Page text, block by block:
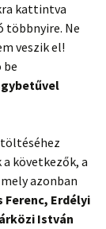
kattintva
többnyire. Ne
veszik el!
be
következők, a
azonban
Ferenc, Erdélyi
István